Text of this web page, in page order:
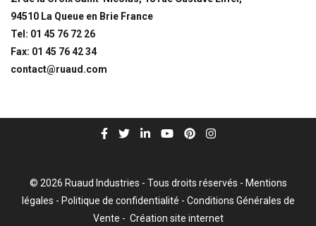
94510 La Queue en Brie France
Tel: 01 45 76 72 26
Fax: 01 45 76 42 34
contact@ruaud.com
© 2026 Ruaud Industries - Tous droits réservés - Mentions
légales - Politique de confidentialité - Conditions Générales de
Vente - Création site internet